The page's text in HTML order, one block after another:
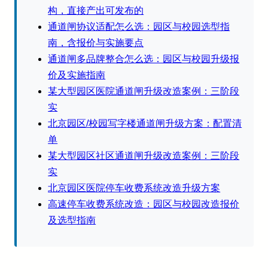
构，直接产出可发布的
通道闸协议适配怎么选：园区与校园选型指
南，含报价与实施要点
通道闸多品牌整合怎么选：园区与校园升级报
价及实施指南
某大型园区医院通道闸升级改造案例：三阶段
实
北京园区/校园写字楼通道闸升级方案：配置清
单
某大型园区社区通道闸升级改造案例：三阶段
实
北京园区医院停车收费系统改造升级方案
高速停车收费系统改造：园区与校园改造报价
及选型指南